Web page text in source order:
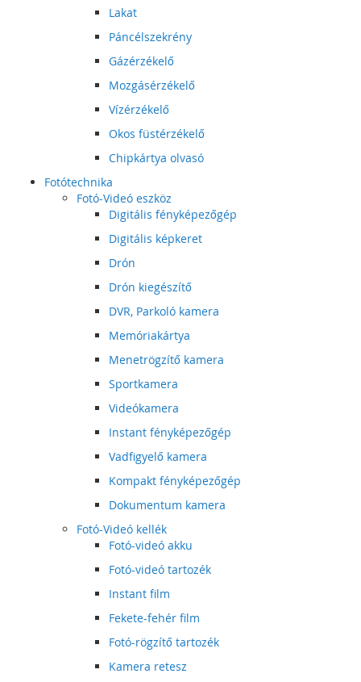
Lakat
Páncélszekrény
Gázérzékelő
Mozgásérzékelő
Vízérzékelő
Okos füstérzékelő
Chipkártya olvasó
Fotótechnika
Fotó-Videó eszköz
Digitális fényképezőgép
Digitális képkeret
Drón
Drón kiegészítő
DVR, Parkoló kamera
Memóriakártya
Menetrögzítő kamera
Sportkamera
Videókamera
Instant fényképezőgép
Vadfigyelő kamera
Kompakt fényképezőgép
Dokumentum kamera
Fotó-Videó kellék
Fotó-videó akku
Fotó-videó tartozék
Instant film
Fekete-fehér film
Fotó-rögzítő tartozék
Kamera retesz